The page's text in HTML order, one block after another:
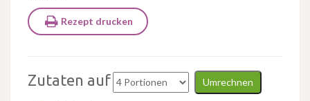
Rezept drucken
Zutaten auf Umrechnen